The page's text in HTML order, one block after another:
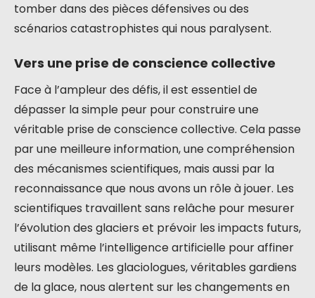
tomber dans des pièces défensives ou des
scénarios catastrophistes qui nous paralysent.
Vers une prise de conscience collective
Face à l’ampleur des défis, il est essentiel de
dépasser la simple peur pour construire une
véritable prise de conscience collective. Cela passe
par une meilleure information, une compréhension
des mécanismes scientifiques, mais aussi par la
reconnaissance que nous avons un rôle à jouer. Les
scientifiques travaillent sans relâche pour mesurer
l’évolution des glaciers et prévoir les impacts futurs,
utilisant même l’intelligence artificielle pour affiner
leurs modèles. Les glaciologues, véritables gardiens
de la glace, nous alertent sur les changements en